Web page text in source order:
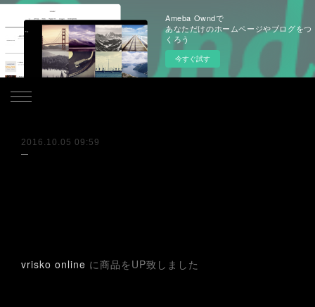
Ameba Owndで
あなただけのホームページやブログをつ
くろう
今すぐ試す
2016.10.05 09:59
vrisko online に商品をUP致しました